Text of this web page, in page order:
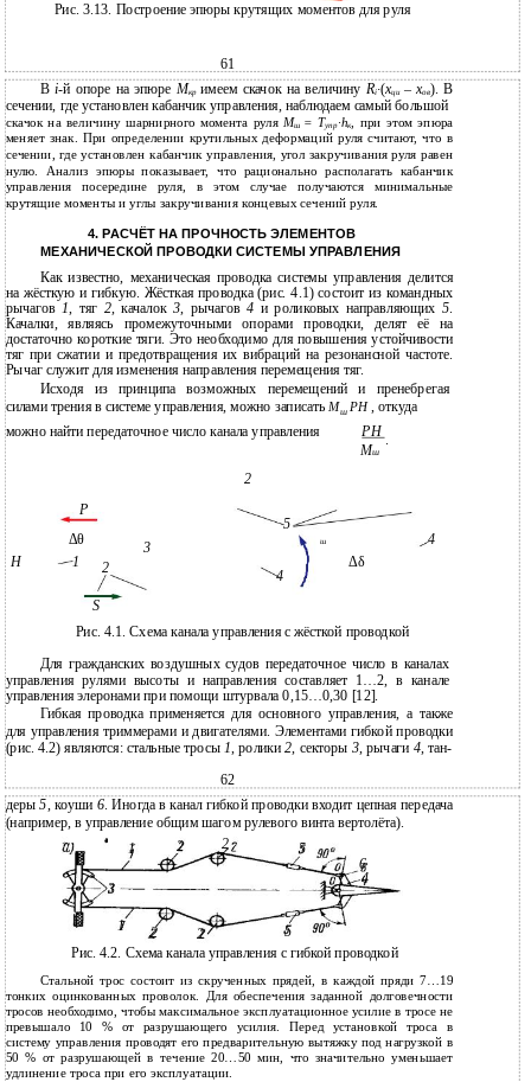
Рис. 3.13. Построение эпюры крутящих моментов для руля
61
В i-й опоре на эпюре Мкримеем скачок на величину Ri·(xци – xов). В
сечении, где установлен кабанчик управления, наблюдаем самый большой
скачок на величину шарнирного момента руля Мш = Тупр·hк , при этом эпюра
меняет знак. При определении крутильных деформаций руля считают, что в
сечении, где установлен кабанчик управления, угол закручивания руля равен
нулю. Анализ эпюры показывает, что рационально располагать кабанчик
управления посередине руля, в этом случае получаются минимальные
крутящие моменты и углы закручивания концевых сечений руля.
4. РАСЧЁТ НА ПРОЧНОСТЬ ЭЛЕМЕНТОВ
МЕХАНИЧЕСКОЙ ПРОВОДКИ СИСТЕМЫ УПРАВЛЕНИЯ
Как известно, механическая проводка системы управления делится
на жёсткую и гибкую. Жёсткая проводка (рис. 4.1) состоит из командных
рычагов1, тяг 2, качалок3, рычагов4 и роликовых направляющих 5.
Качалки, являясь промежуточными опорами проводки, делят её на
достаточно короткие тяги. Это необходимо для повышения устойчивости
тяг при сжатии и предотвращения их вибраций на резонансной частоте.
Рычаг служит для изменения направления перемещения тяг.
Исходя из принципа возможных перемещений и пренебрегая
силами трения в системе управления, можно записатьМш РН, откуда
можно найти передаточное число канала управления РН
.
Мш
2
Р
5
4
Δθ
3 ш
1 Δδ
H 2
4
S
Рис. 4.1. Схема канала управления с жёсткой проводкой
Для гражданских воздушных судов передаточное число в каналах
управления рулями высоты и направления составляет 1…2, в канале
управления элеронами при помощи штурвала 0,15…0,30 [12].
Гибкая проводка применяется для основного управления, а также
для управления триммерами и двигателями. Элементами гибкой проводки
(рис. 4.2) являются: стальные тросы 1, ролики2, секторы 3, рычаги 4, тан-
62
деры5, коуши 6. Иногда в канал гибкой проводки входит цепная передача
(например, в управление общим шагом рулевого винта вертолёта).
2
2 5
1
6
4
3
1 5
2
2
Рис. 4.2. Схема канала управления с гибкой проводкой
Стальной трос состоит из скрученных прядей, в каждой пряди 7…19
тонких оцинкованных проволок. Для обеспечения заданной долговечности
тросов необходимо, чтобы максимальное эксплуатационное усилие в тросе не
превышало 10 % от разрушающего усилия. Перед установкой троса в
систему управления проводят его предварительную вытяжку под нагрузкой в
50 % от разрушающей в течение 20…50 мин, что значительно уменьшает
удлинение троса при его эксплуатации.